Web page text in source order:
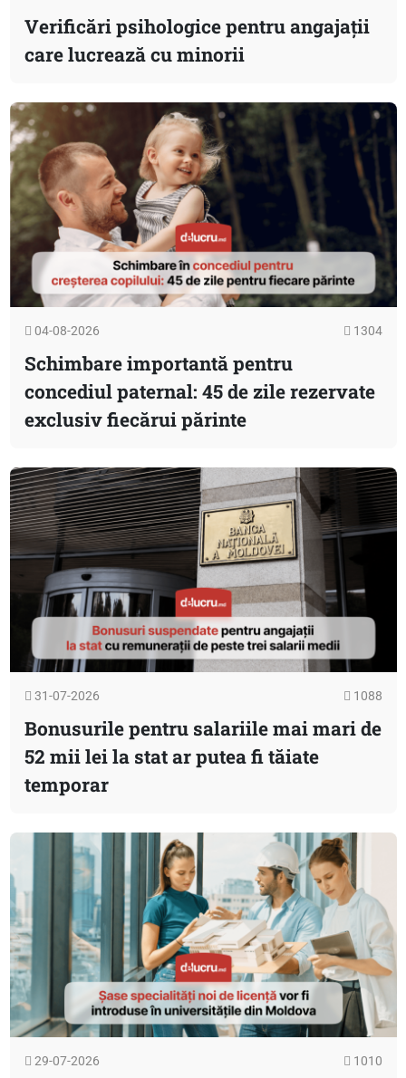
Verificări psihologice pentru angajații
care lucrează cu minorii
04-08-2026 1304
Schimbare importantă pentru
concediul paternal: 45 de zile rezervate
exclusiv fiecărui părinte
31-07-2026 1088
Bonusurile pentru salariile mai mari de
52 mii lei la stat ar putea fi tăiate
temporar
29-07-2026 1010